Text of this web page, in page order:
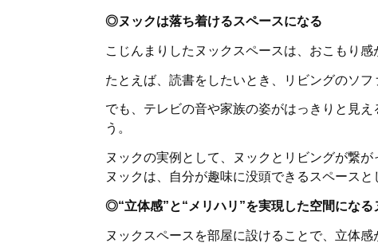
◎ヌックは落ち着けるスペースになる
こじんまりしたヌックスペースは、おこもり感
たとえば、読書をしたいとき、リビングのソフ
でも、テレビの音や家族の姿がはっきりと見
う。
ヌックの実例として、ヌックとリビングが繋
ヌックは、自分が趣味に没頭できるスペースと
◎“立体感”と“メリハリ”を実現した空間になる
ヌックスペースを部屋に設けることで、立体感